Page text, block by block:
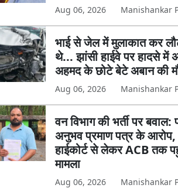
Aug 06, 2026 Manishankar
भाई से जेल में मुलाकात कर
थे... झांसी हाईवे पर हादसे में
अहमद के छोटे बेटे अबान की
Aug 06, 2026 Manishankar
वन विभाग की भर्ती पर बवाल:
अनुभव प्रमाण पत्र के आरोप,
हाईकोर्ट से लेकर ACB तक
मामला
Aug 06, 2026 Manishankar